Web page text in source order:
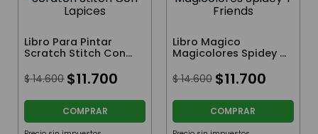
Libro Para Pintar
Scratch Stitch Con
$ 14.600 $11.700
COMPRAR
Libro Magico
Magicolores Spidey Y
Friends
$ 14.600 $11.700
COMPRAR